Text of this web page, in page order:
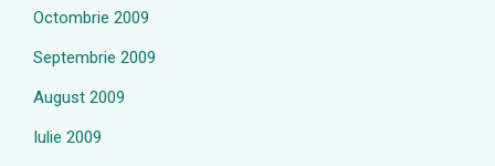
Octombrie 2009
Septembrie 2009
August 2009
Iulie 2009